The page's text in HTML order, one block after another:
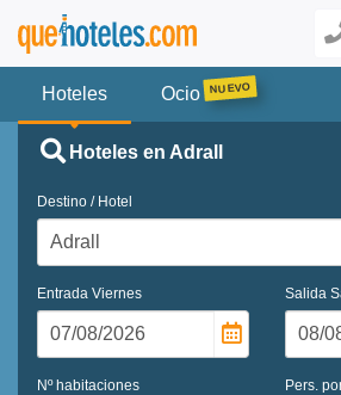
Hoteles Ocio
Hoteles en Adrall
Destino / Hotel
Entrada Viernes Salida
Nº habitaciones Pers.